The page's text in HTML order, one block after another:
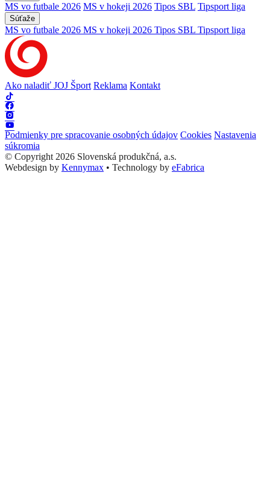
MS vo futbale 2026 MS v hokeji 2026 Tipos SBL Tipsport liga
Súťaže
MS vo futbale 2026 MS v hokeji 2026 Tipos SBL Tipsport liga
Ako naladiť JOJ Šport Reklama Kontakt
Podmienky pre spracovanie osobných údajov Cookies Nastavenia
súkromia
© Copyright 2026 Slovenská produkčná, a.s.
Webdesign by Kennymax • Technology by eFabrica